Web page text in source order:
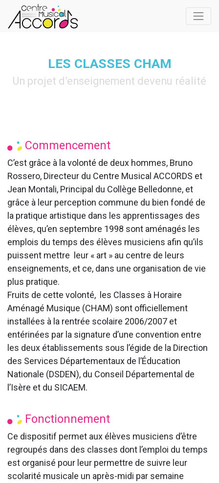
LES CLASSES CHAM
Un projet d’enseignement devenu réalité
Commencement
C’est grâce à la volonté de deux hommes, Bruno
Rossero, Directeur du Centre Musical ACCORDS et
Jean Montali, Principal du Collège Belledonne, et
grâce à leur perception commune du bien fondé de
la pratique artistique dans les apprentissages des
élèves, qu’en septembre 1998 sont aménagés les
emplois du temps des élèves musiciens afin qu’ils
puissent mettre leur « art » au centre de leurs
enseignements, et ce, dans une organisation de vie
plus pratique.
Fruits de cette volonté, les Classes à Horaire
Aménagé Musique (CHAM) sont officiellement
installées à la rentrée scolaire 2006/2007 et
entérinées par la signature d’une convention entre
les deux établissements sous l’égide de la Direction
des Services Départementaux de l’Éducation
Nationale (DSDEN), du Conseil Départemental de
l’Isère et du SICAEM.
Fonctionnement
Ce dispositif permet aux élèves musiciens d’être
regroupés dans des classes dont l’emploi du temps
est organisé pour leur permettre de suivre leur
scolarité musicale un après-midi par semaine